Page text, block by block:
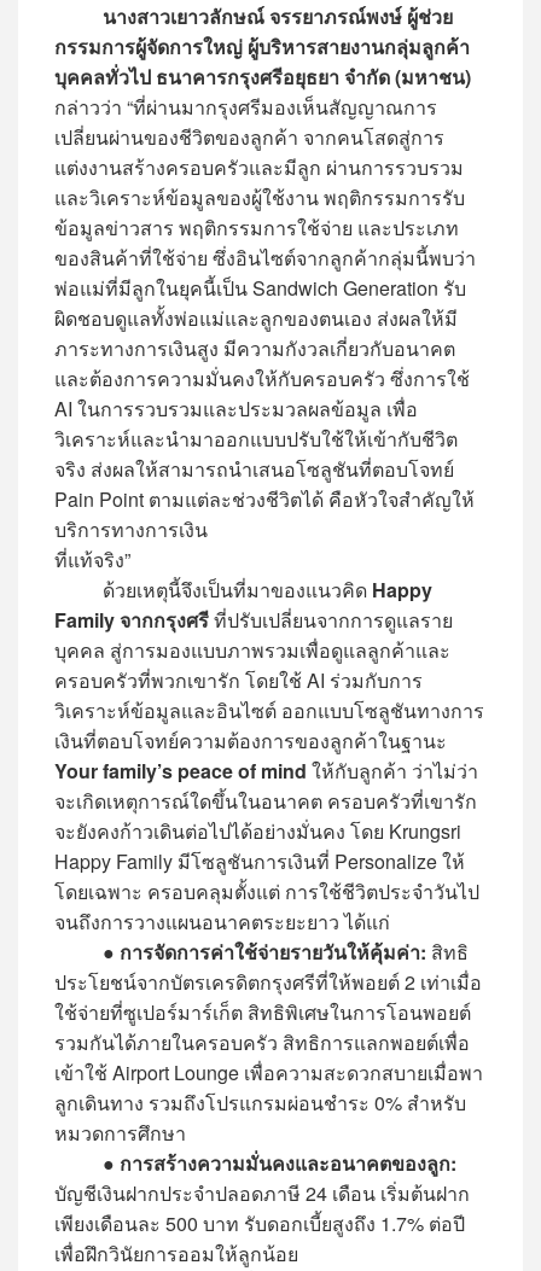
นางสาวเยาวลักษณ์ จรรยาภรณ์พงษ์ ผู้ช่วย
กรรมการผู้จัดการใหญ่ ผู้บริหารสายงานกลุ่มลูกค้า
บุคคลทั่วไป ธนาคารกรุงศรีอยุธยา จำกัด (มหาชน)
กล่าวว่า “ที่ผ่านมากรุงศรีมองเห็นสัญญาณการ
เปลี่ยนผ่านของชีวิตของลูกค้า จากคนโสดสู่การ
แต่งงานสร้างครอบครัวและมีลูก ผ่านการรวบรวม
และวิเคราะห์ข้อมูลของผู้ใช้งาน พฤติกรรมการรับ
ข้อมูลข่าวสาร พฤติกรรมการใช้จ่าย และประเภท
ของสินค้าที่ใช้จ่าย ซึ่งอินไซต์จากลูกค้ากลุ่มนี้พบว่า
พ่อแม่ที่มีลูกในยุคนี้เป็น Sandwich Generation รับ
ผิดชอบดูแลทั้งพ่อแม่และลูกของตนเอง ส่งผลให้มี
ภาระทางการเงินสูง มีความกังวลเกี่ยวกับอนาคต
และต้องการความมั่นคงให้กับครอบครัว ซึ่งการใช้
AI ในการรวบรวมและประมวลผลข้อมูล เพื่อ
วิเคราะห์และนำมาออกแบบปรับใช้ให้เข้ากับชีวิต
จริง ส่งผลให้สามารถนำเสนอโซลูชันที่ตอบโจทย์
Pain Point ตามแต่ละช่วงชีวิตได้ คือหัวใจสำคัญให้
บริการทางการเงิน
ที่แท้จริง”
ด้วยเหตุนี้จึงเป็นที่มาของแนวคิด Happy
Family จากกรุงศรีที่ปรับเปลี่ยนจากการดูแลราย
บุคคล สู่การมองแบบภาพรวมเพื่อดูแลลูกค้าและ
ครอบครัวที่พวกเขารัก โดยใช้ AI ร่วมกับการ
วิเคราะห์ข้อมูลและอินไซต์ ออกแบบโซลูชันทางการ
เงินที่ตอบโจทย์ความต้องการของลูกค้าในฐานะ
Your family’s peace of mind ให้กับลูกค้า ว่าไม่ว่า
จะเกิดเหตุการณ์ใดขึ้นในอนาคต ครอบครัวที่เขารัก
จะยังคงก้าวเดินต่อไปได้อย่างมั่นคง โดย Krungsri
Happy Family มีโซลูชันการเงินที่ Personalize ให้
โดยเฉพาะ ครอบคลุมตั้งแต่ การใช้ชีวิตประจำวันไป
จนถึงการวางแผนอนาคตระยะยาว ได้แก่
● การจัดการค่าใช้จ่ายรายวันให้คุ้มค่า: สิทธิ
ประโยชน์จากบัตรเครดิตกรุงศรีที่ให้พอยต์ 2 เท่าเมื่อ
ใช้จ่ายที่ซูเปอร์มาร์เก็ต สิทธิพิเศษในการโอนพอยต์
รวมกันได้ภายในครอบครัว สิทธิการแลกพอยต์เพื่อ
เข้าใช้ Airport Lounge เพื่อความสะดวกสบายเมื่อพา
ลูกเดินทาง รวมถึงโปรแกรมผ่อนชำระ 0% สำหรับ
หมวดการศึกษา
● การสร้างความมั่นคงและอนาคตของลูก:
บัญชีเงินฝากประจำปลอดภาษี 24 เดือน เริ่มต้นฝาก
เพียงเดือนละ 500 บาท รับดอกเบี้ยสูงถึง 1.7% ต่อปี
เพื่อฝึกวินัยการออมให้ลูกน้อย